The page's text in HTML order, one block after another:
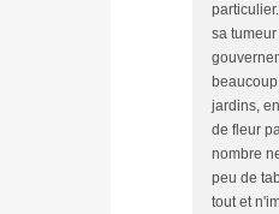
sa
jardins,
de fleur
nombre
peu de
tout et